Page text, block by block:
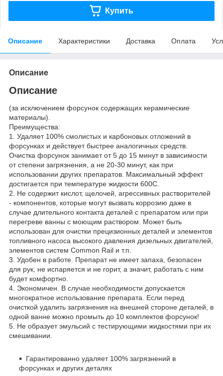
Купить
Описание Характеристики Доставка Оплата
Описание
Описание
(за исключением форсунок содержащих керамические
материалы).
Преимущества:
1. Удаляет 100% смолистых и карбоновых отложений в
форсунках и действует быстрее аналогичных средств.
Очистка форсунок занимает от 5 до 15 минут в зависимости
от степени загрязнения, а не 20-30 минут, как при
использовании других препаратов. Максимальный эффект
достигается при температуре жидкости 600С.
2. Не содержит кислот, щелочей, агрессивных растворителей
- компонентов, которые могут вызвать коррозию даже в
случае длительного контакта деталей с препаратом или при
перегреве ванны с моющим раствором. Может быть
использован для очистки прецизионных деталей и элементов
топливного насоса высокого давления дизельных двигателей,
элементов систем Сommon Rail и т.п.
3. Удобен в работе. Препарат не имеет запаха, безопасен
для рук, не испаряется и не горит, а значит, работать с ним
будет комфортно.
4. Экономичен. В случае необходимости допускается
многократное использование препарата. Если перед
очисткой удалить загрязнения на внешней стороне деталей, в
одной ванне можно промыть до 10 комплектов форсунок!
5. Не образует эмульсий с тестирующими жидкостями при их
смешивании.
Гарантированно удаляет 100% загрязнений в
форсунках и других деталях